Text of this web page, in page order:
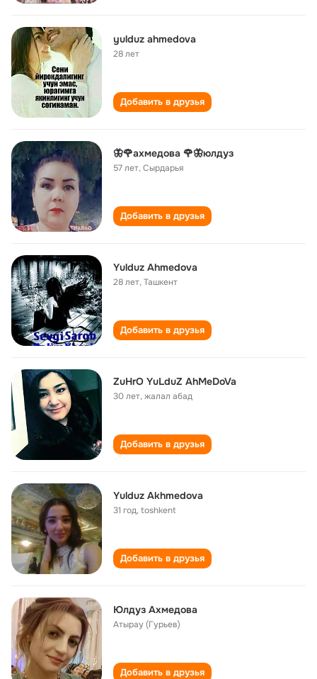
yulduz ahmedova
28 лет
Добавить в друзья
🦋🌹ахмедова 🌹🦋юлдуз
57 лет,Сырдарья
Добавить в друзья
Yulduz Ahmedova
28 лет,Ташкент
Добавить в друзья
ZuHrO YuLduZ AhMeDoVa
30 лет,жалал абад
Добавить в друзья
Yulduz Akhmedova
31 год,toshkent
Добавить в друзья
Юлдуз Ахмедова
Атырау (Гурьев)
Добавить в друзья